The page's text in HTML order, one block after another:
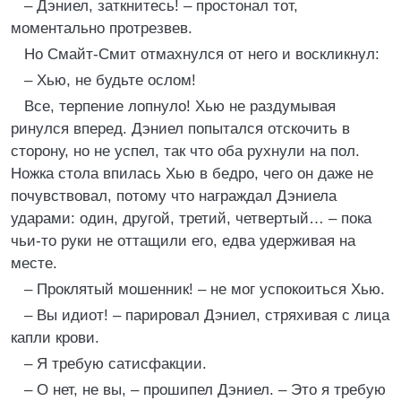
– Дэниел, заткнитесь! – простонал тот,
моментально протрезвев.
Но Смайт-Смит отмахнулся от него и воскликнул:
– Хью, не будьте ослом!
Все, терпение лопнуло! Хью не раздумывая
ринулся вперед. Дэниел попытался отскочить в
сторону, но не успел, так что оба рухнули на пол.
Ножка стола впилась Хью в бедро, чего он даже не
почувствовал, потому что награждал Дэниела
ударами: один, другой, третий, четвертый… – пока
чьи-то руки не оттащили его, едва удерживая на
месте.
– Проклятый мошенник! – не мог успокоиться Хью.
– Вы идиот! – парировал Дэниел, стряхивая с лица
капли крови.
– Я требую сатисфакции.
– О нет, не вы, – прошипел Дэниел. – Это я требую